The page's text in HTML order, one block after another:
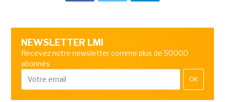
NEWSLETTER LMI
Recevez notre newsletter comme plus de 50000
abonnés
OK